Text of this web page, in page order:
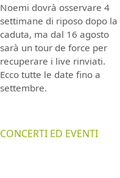
Noemi dovrà osservare 4
settimane di riposo dopo la
caduta, ma dal 16 agosto
sarà un tour de force per
recuperare i live rinviati.
Ecco tutte le date fino a
settembre.
CONCERTI ED EVENTI